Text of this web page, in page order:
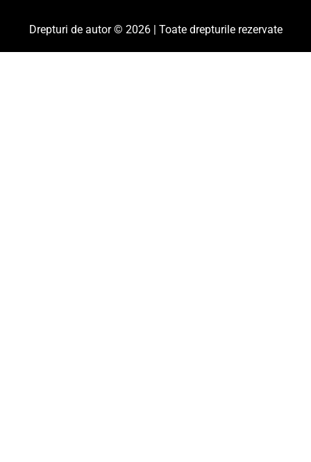
Drepturi de autor © 2026 | Toate drepturile rezervate